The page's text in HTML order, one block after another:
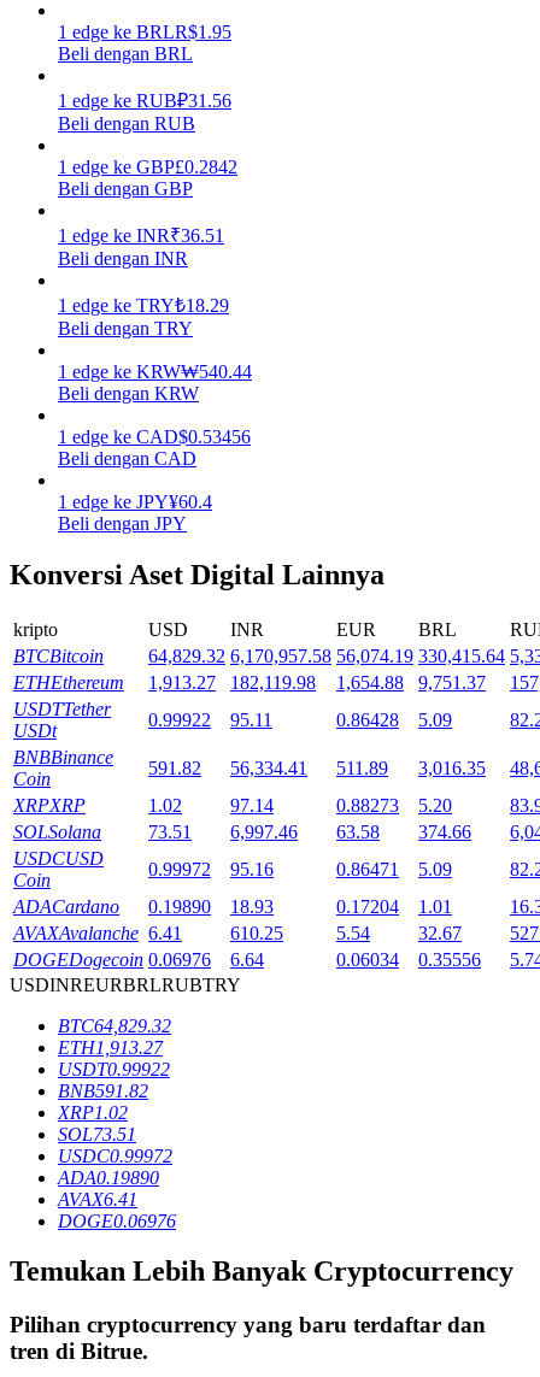
Babi Kekuatan
Dapatkan imbalan kompetitif setiap hari
Mempertaruhkan
Pengembalian tinggi & akses instan
Launchpool
Staking fleksibel untuk mendapatkan token populer
Penguncian BTR
Investasi eksklusif untuk pemegang BTR
Pinjaman
1 edge ke BRLR$1.95
Beli dengan BRL
1 edge ke RUB₽31.56
Beli dengan RUB
1 edge ke GBP£0.2842
Beli dengan GBP
1 edge ke INR₹36.51
Beli dengan INR
1 edge ke TRY₺18.29
Beli dengan TRY
1 edge ke KRW₩540.44
Beli dengan KRW
1 edge ke CAD$0.53456
Beli dengan CAD
1 edge ke JPY¥60.4
Beli dengan JPY
Konversi Aset Digital Lainnya
kripto USD INR EUR BRL
BTCBitcoin 64,829.32 6,170,957.58 56,074.19 330,415.64
ETHEthereum 1,913.27 182,119.98 1,654.88 9,751.37
USDTTether
USDt
0.99922 95.11 0.86428 5.09
BNBBinance
Coin
591.82 56,334.41 511.89 3,016.35
XRPXRP 1.02 97.14 0.88273 5.20
SOLSolana 73.51 6,997.46 63.58 374.66
USDCUSD
Coin
0.99972 95.16 0.86471 5.09
ADACardano 0.19890 18.93 0.17204 1.01
AVAXAvalanche 6.41 610.25 5.54 32.67
DOGEDogecoin 0.06976 6.64 0.06034 0.35556
USDINREURBRLRUBTRY
BTC64,829.32
ETH1,913.27
USDT0.99922
BNB591.82
XRP1.02
SOL73.51
USDC0.99972
ADA0.19890
AVAX6.41
DOGE0.06976
Temukan Lebih Banyak Cryptocurrency
Pilihan cryptocurrency yang baru terdaftar dan
tren di Bitrue.